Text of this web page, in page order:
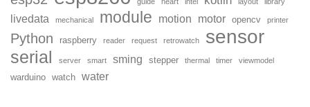
livedata mechanical module motion motor opencv printer
Python raspberry reader request retrowatch sensor
serial server smart sming stepper thermal timer viewmodel
warduino watch water